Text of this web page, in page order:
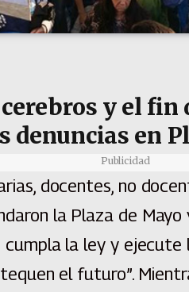
y el fin
denuncias en
Publicidad
docentes, no
la Plaza de
la ley y ejecute
el futuro”.